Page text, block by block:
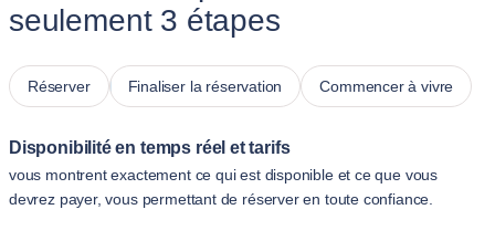
seulement 3 étapes
Réserver Finaliser la réservation Commencer à vivre
Disponibilité en temps réel et tarifs
vous montrent exactement ce qui est disponible et ce que vous
devrez payer, vous permettant de réserver en toute confiance.